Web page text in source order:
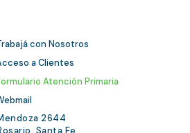
con Nosotros
a Clientes
Atención Primaria
2644